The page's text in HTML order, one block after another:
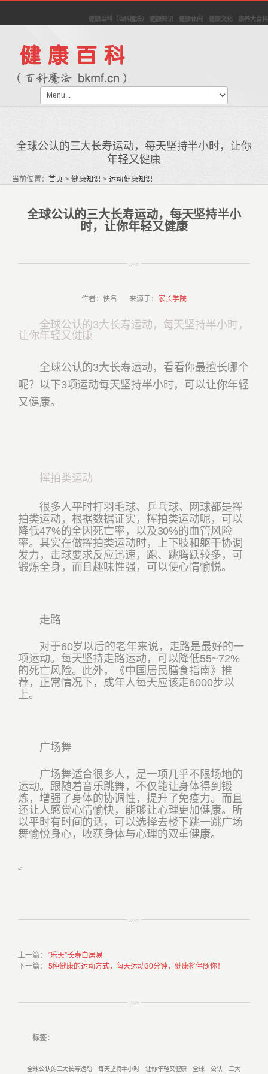
健康百科（百科魔法） 健康知识 健康休闲 健康文化 康养大百科
全球公认的三大长寿运动，每天坚持半小时，让你
年轻又健康
当前位置：首页 >健康知识 >运动健康知识
全球公认的三大长寿运动，每天坚持半小
时，让你年轻又健康
作者：佚名 来源于： 家长学院
全球公认的3大长寿运动，每天坚持半小时，
让你年轻又健康
全球公认的3大长寿运动，看看你最擅长哪个
呢？以下3项运动每天坚持半小时，可以让你年轻
又健康。
挥拍类运动
很多人平时打羽毛球、乒乓球、网球都是挥
拍类运动，根据数据证实，挥拍类运动呢，可以
降低47%的全因死亡率，以及30%的血管风险
率。其实在做挥拍类运动时，上下肢和躯干协调
发力，击球要求反应迅速，跑、跳腾跃较多，可
锻炼全身，而且趣味性强，可以使心情愉悦。
走路
对于60岁以后的老年来说，走路是最好的一
项运动。每天坚持走路运动，可以降低55~72%
的死亡风险。此外，《中国居民膳食指南》推
荐，正常情况下，成年人每天应该走6000步以
上。
广场舞
广场舞适合很多人，是一项几乎不限场地的
运动。跟随着音乐跳舞，不仅能让身体得到锻
炼，增强了身体的协调性，提升了免疫力。而且
还让人感觉心情愉快，能够让心理更加健康。所
以平时有时间的话，可以选择去楼下跳一跳广场
舞愉悦身心，收获身体与心理的双重健康。
<
上一篇 ： “乐天”长寿白居易
下一篇 ： 5种健康的运动方式，每天运动30分钟，健康将伴随你！
标签：
全球公认的三大长寿运动 每天坚持半小时 让你年轻又健康 全球 公认 三大